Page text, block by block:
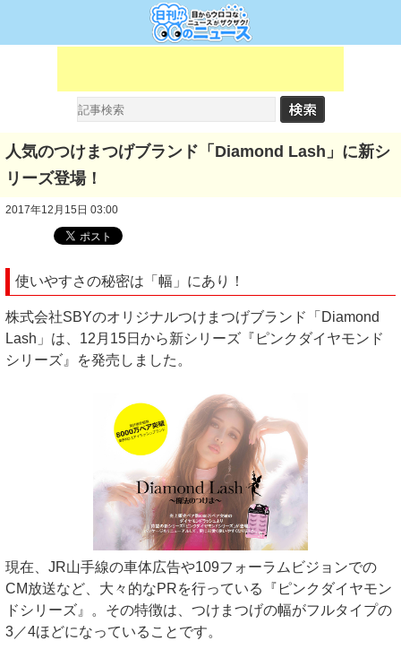
人気のつけまつげブランド「Diamond Lash」に新シ
リーズ登場！
2017年12月15日 03:00
使いやすさの秘密は「幅」にあり！
株式会社SBYのオリジナルつけまつげブランド「Diamond
Lash」は、12月15日から新シリーズ『ピンクダイヤモンド
シリーズ』を発売しました。
現在、JR山手線の車体広告や109フォーラムビジョンでの
CM放送など、大々的なPRを行っている『ピンクダイヤモン
ドシリーズ』。その特徴は、つけまつげの幅がフルタイプの
3／4ほどになっていることです。